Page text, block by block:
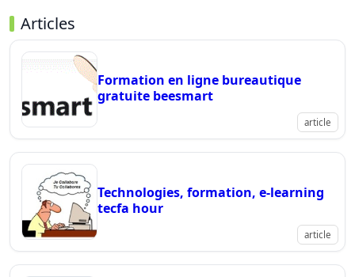
Articles
Formation en ligne bureautique
gratuite beesmart
article
Technologies, formation, e-learning
tecfa hour
article